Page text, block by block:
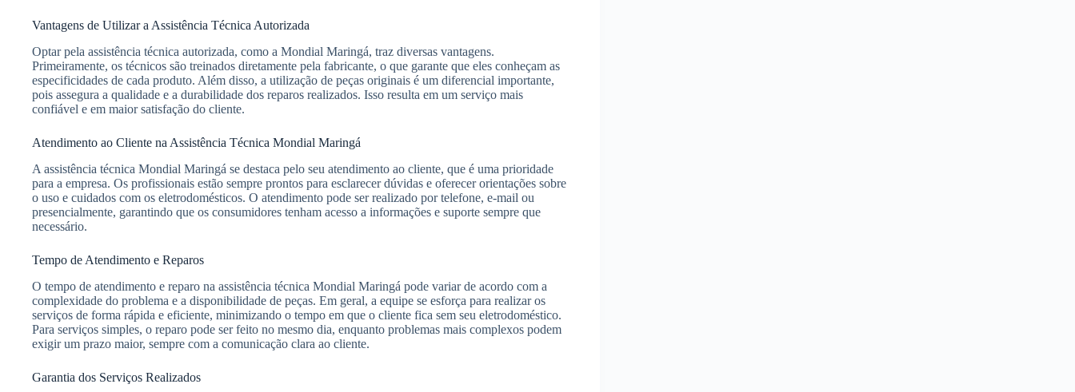
Vantagens de Utilizar a Assistência Técnica Autorizada
Optar pela assistência técnica autorizada, como a Mondial Maringá, traz diversas vantagens.
Primeiramente, os técnicos são treinados diretamente pela fabricante, o que garante que eles conheçam as
especificidades de cada produto. Além disso, a utilização de peças originais é um diferencial importante,
pois assegura a qualidade e a durabilidade dos reparos realizados. Isso resulta em um serviço mais
confiável e em maior satisfação do cliente.
Atendimento ao Cliente na Assistência Técnica Mondial Maringá
A assistência técnica Mondial Maringá se destaca pelo seu atendimento ao cliente, que é uma prioridade
para a empresa. Os profissionais estão sempre prontos para esclarecer dúvidas e oferecer orientações sobre
o uso e cuidados com os eletrodomésticos. O atendimento pode ser realizado por telefone, e-mail ou
presencialmente, garantindo que os consumidores tenham acesso a informações e suporte sempre que
necessário.
Tempo de Atendimento e Reparos
O tempo de atendimento e reparo na assistência técnica Mondial Maringá pode variar de acordo com a
complexidade do problema e a disponibilidade de peças. Em geral, a equipe se esforça para realizar os
serviços de forma rápida e eficiente, minimizando o tempo em que o cliente fica sem seu eletrodoméstico.
Para serviços simples, o reparo pode ser feito no mesmo dia, enquanto problemas mais complexos podem
exigir um prazo maior, sempre com a comunicação clara ao cliente.
Garantia dos Serviços Realizados